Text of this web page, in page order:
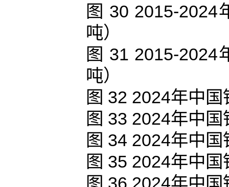
图 30 2015-2024
吨）
图 31 2015-2024
吨）
图 32 2024年中
图 33 2024年中
图 34 2024年中
图 35 2024年中
图 36 2024年中